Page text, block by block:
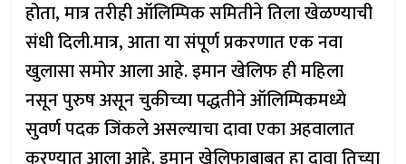
होता, मात्र तरीही ऑलिम्पिक समितीने तिला खेळण्याची
संधी दिली.मात्र, आता या संपूर्ण प्रकरणात एक नवा
खुलासा समोर आला आहे. इमान खेलिफ ही महिला
नसून पुरुष असून चुकीच्या पद्धतीने ऑलिम्पिकमध्ये
सुवर्ण पदक जिंकले असल्याचा दावा एका अहवालात